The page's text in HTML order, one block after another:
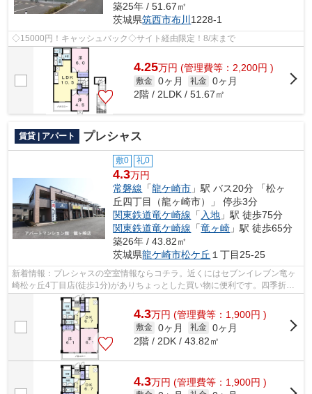
築25年 / 51.67㎡
茨城県筑西市布川 1228-1
◇15000円！キャッシュバック◇サイト経由限定！8/末まで
4.25万円 (管理費等：2,200円 )
敷金 0ヶ月 礼金 0ヶ月
2階 / 2LDK / 51.67㎡
賃貸 | アパート プレシャス
敷0 礼0
4.3万円
常磐線 「龍ケ崎市 」駅 バス20分 「松ヶ
丘四丁目（龍ヶ崎市）」 停歩3分
関東鉄道竜ケ崎線 「 入地 」駅 徒歩75分
関東鉄道竜ケ崎線 「竜ヶ崎 」駅 徒歩65分
築26年 / 43.82㎡
茨城県龍ケ崎市松ケ丘 １丁目25-25
新着情報：プレシャスの空室情報ならコチラ。近くにはセブンイレブン竜ヶ
崎松ヶ丘4丁目店(徒歩1分)がありちょっとした買い物に便利です。四季折々
の風を感じられる通風良好な快適の物...
4.3万円 (管理費等：1,900円 )
敷金 0ヶ月 礼金 0ヶ月
2階 / 2DK / 43.82㎡
4.3万円 (管理費等：1,900円 )